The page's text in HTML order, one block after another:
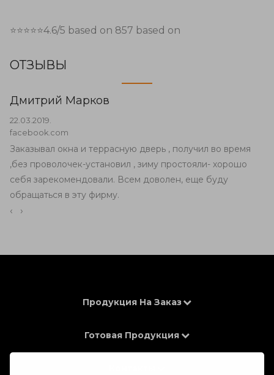
⭐⭐⭐⭐⭐4.6/5 based on 857 based on
ОТЗЫВЫ
Дмитрий Марков
22.03.2019.
facebook.com
Заказывал окна и террасную дверь , получил во время
,без проволочек-установил , зиму простояли- хорошо
себя зарекомендовали. Всем доволен, еще буду
обращаться в эту фирму.
‹ ›
Продукция На Заказ
Готовая Продукция